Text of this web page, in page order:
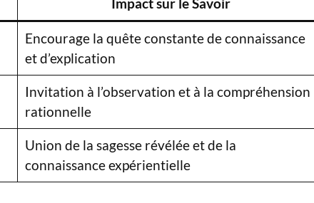
Impact sur le Savoir
Encourage la quête constante de connaissance
et d’explication
Invitation à l’observation et à la compréhension
rationnelle
Union de la sagesse révélée et de la
connaissance expérientielle